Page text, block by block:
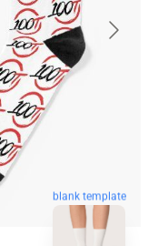
blank template